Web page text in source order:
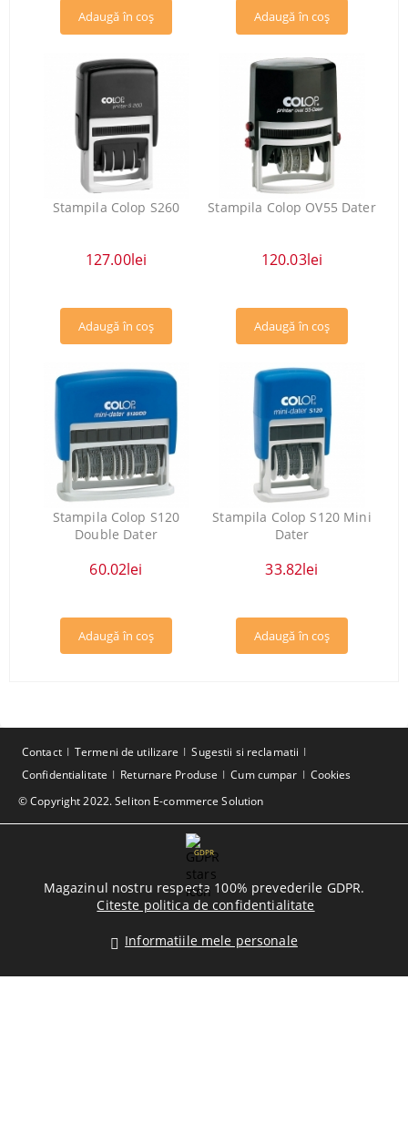
Stampila Colop S260
127.00lei
Stampila Colop OV55 Dater
120.03lei
Stampila Colop S120
Double Dater
60.02lei
Stampila Colop S120 Mini
Dater
33.82lei
© Copyright 2022. Seliton E-commerce Solution
Contact Termeni de utilizare
Sugestii si reclamatii
Confidentialitate
Returnare Produse Cum cumpar Cookies
GDPR
Magazinul nostru respecta 100% prevederile GDPR.
Citeste politica de confidentialitate
Informatiile mele personale